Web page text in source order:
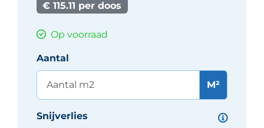
€ 115.11 per doos
Op voorraad
Aantal
M²
Snijverlies